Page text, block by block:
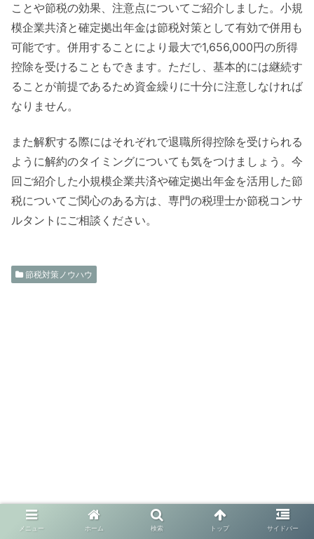
ことや節税の効果、注意点についてご紹介しました。小規
模企業共済と確定拠出年金は節税対策として有効で併用も
可能です。併用することにより最大で1,656,000円の所得
控除を受けることもできます。ただし、基本的には継続す
ることが前提であるため資金繰りに十分に注意しなければ
なりません。
また解釈する際にはそれぞれで退職所得控除を受けられる
ように解約のタイミングについても気をつけましょう。今
回ご紹介した小規模企業共済や確定拠出年金を活用した節
税についてご関心のある方は、専門の税理士か節税コンサ
ルタントにご相談ください。
節税対策ノウハウ
Facebook はてブ
メニュー ホーム 検索 トップ サイドバー